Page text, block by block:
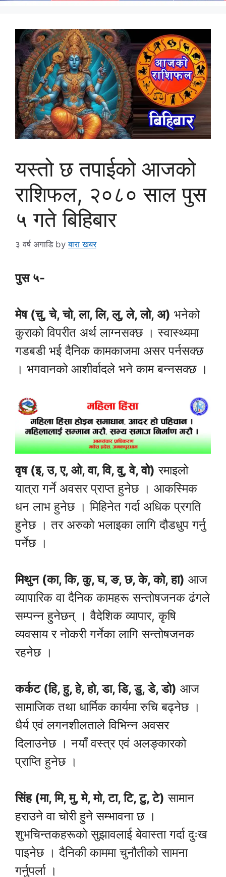
यस्तो छ तपाईको आजको
राशिफल, २०८० साल पुस
५ गते बिहिबार
३ वर्ष अगाडि byबारा खबर
पुस ५-
मेष (चु, चे, चो, ला, लि, लु, ले, लो, अ) भनेको
कुराको विपरीत अर्थ लाग्नसक्छ । स्वास्थ्यमा
गडबडी भई दैनिक कामकाजमा असर पर्नसक्छ
। भगवानको आशीर्वादले भने काम बन्नसक्छ ।
वृष (इ, उ, ए, ओ, वा, वि, वु, वे, वो) रमाइलो
यात्रा गर्ने अवसर प्राप्त हुनेछ । आकस्मिक
धन लाभ हुनेछ । मिहिनेत गर्दा अधिक प्रगति
हुनेछ । तर अरुको भलाइका लागि दौडधुप गर्नु
पर्नेछ ।
मिथुन (का, कि, कु, घ, ङ, छ, के, को, हा) आज
व्यापारिक वा दैनिक कामहरू सन्तोषजनक ढंगले
सम्पन्न हुनेछन् । वैदेशिक व्यापार, कृषि
व्यवसाय र नोकरी गर्नेका लागि सन्तोषजनक
रहनेछ ।
कर्कट (हि, हु, हे, हो, डा, डि, डु, डे, डो) आज
सामाजिक तथा धार्मिक कार्यमा रुचि बढ्नेछ ।
धैर्य एवं लगनशीलताले विभिन्न अवसर
दिलाउनेछ । नयाँ वस्त्र एवं अलङ्कारको
प्राप्ति हुनेछ ।
सिंह (मा, मि, मु, मे, मो, टा, टि, टु, टे) सामान
हराउने वा चोरी हुने सम्भावना छ ।
शुभचिन्तकहरूको सुझावलाई बेवास्ता गर्दा दुःख
पाइनेछ । दैनिकी काममा चुनौतीको सामना
गर्नुपर्ला ।